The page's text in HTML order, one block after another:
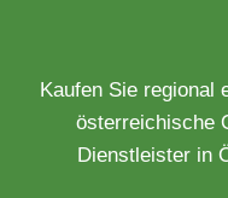
Kaufen Sie regional
österreichische
Dienstleister in